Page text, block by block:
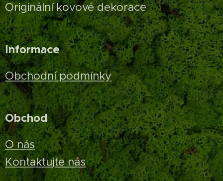
Originální kovové dekorace
Informace
Obchodní podmínky
Obchod
O nás
Kontaktujte nás